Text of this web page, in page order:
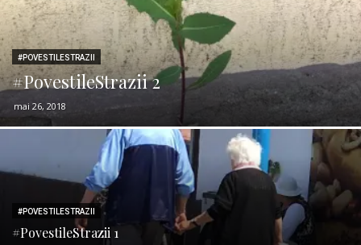
#POVESTILESTRAZII
#PovestileStrazii 2
mai 26, 2018
#POVESTILESTRAZII
#PovestileStrazii 1